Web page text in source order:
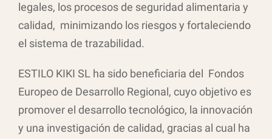
legales, los procesos de seguridad alimentaria y
calidad, minimizando los riesgos y fortaleciendo
el sistema de trazabilidad.
ESTILO KIKI SL ha sido beneficiaria del Fondos
Europeo de Desarrollo Regional, cuyo objetivo es
promover el desarrollo tecnológico, la innovación
y una investigación de calidad, gracias al cual ha